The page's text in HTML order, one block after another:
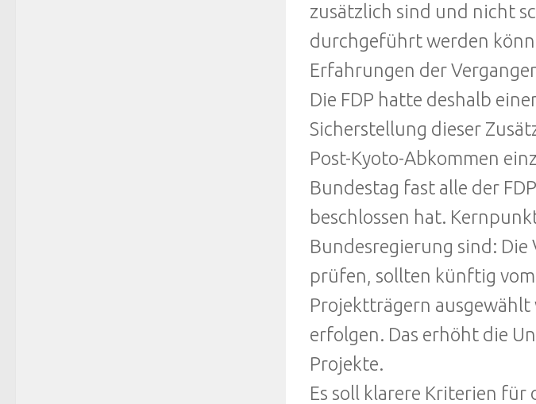
zusätzlich sind und nicht
durchgeführt werden
Erfahrungen der
Die FDP hatte deshalb
Sicherstellung dieser
Post-Kyoto-Abkommen
Bundestag fast alle der
beschlossen hat.
Bundesregierung sind:
prüfen, sollten künftig
Projektträgern ausgewählt
erfolgen. Das erhöht die
Projekte.
Es soll klarere Kriterien